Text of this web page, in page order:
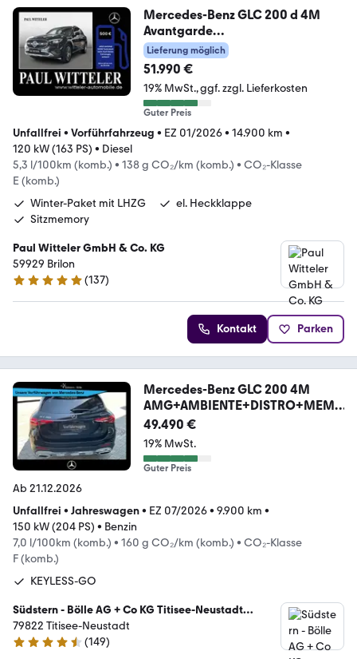
Mercedes-Benz GLC 200 d 4M
Avantgarde
Advanced+/360°/AHK/LED
Lieferung möglich
51.990 €
19% MwSt. ggf. zzgl. Lieferkosten
Guter Preis
Unfallfrei • Vorführfahrzeug • EZ 01/2026• 14.900 km •
120 kW (163 PS) • Diesel
5,3 l/100km (komb.) • 138 g CO₂/km (komb.) • CO₂-Klasse
E (komb.)
Winter-Paket mit LHZG
el. Heckklappe
Sitzmemory
Paul Witteler GmbH & Co. KG
59929 Brilon
4.8 Sterne
(137)
Kontakt Parken
Mercedes-Benz GLC 200 4M
AMG+AMBIENTE+DISTRO+MEM
ORY+MBUX+NAVI
49.490 €
19% MwSt.
Guter Preis
Ab 21.12.2026
Unfallfrei • Jahreswagen• EZ 07/2026• 9.900 km •
150 kW (204 PS) • Benzin
7,0 l/100km (komb.) • 160 g CO₂/km (komb.) • CO₂-Klasse
F (komb.)
KEYLESS-GO
Südstern - Bölle AG + Co KG Titisee-Neustadt
Autorisierter Mercedes-Benz Verkauf und Service
79822 Titisee-Neustadt
4.7 Sterne
(149)